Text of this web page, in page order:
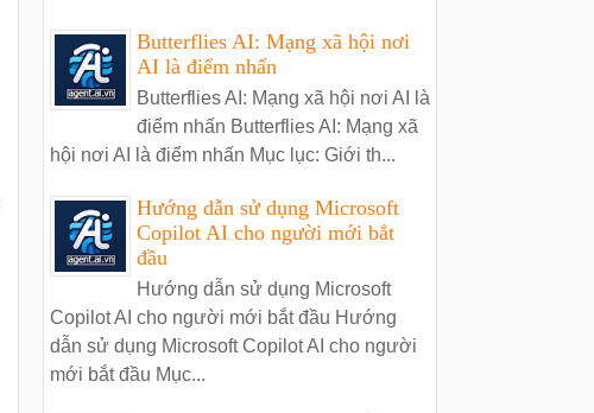
Butterflies AI: Mạng xã hội nơi
AI là điểm nhấn
Butterflies AI: Mạng xã hội nơi AI là
điểm nhấn Butterflies AI: Mạng xã
hội nơi AI là điểm nhấn Mục lục: Giới th...
Hướng dẫn sử dụng Microsoft
Copilot AI cho người mới bắt
đầu
Hướng dẫn sử dụng Microsoft
Copilot AI cho người mới bắt đầu Hướng
dẫn sử dụng Microsoft Copilot AI cho người
mới bắt đầu Mục...